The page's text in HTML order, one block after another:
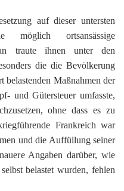
auf dieser untersten
möglich ortsansässige
traute ihnen unter den
die die Bevölkerung
belastenden Maßnahmen der
und Gütersteuer umfasste,
ohne dass es zu
Frankreich war
und die Auffüllung seiner
Angaben darüber, wie
belastet wurden, fehlen